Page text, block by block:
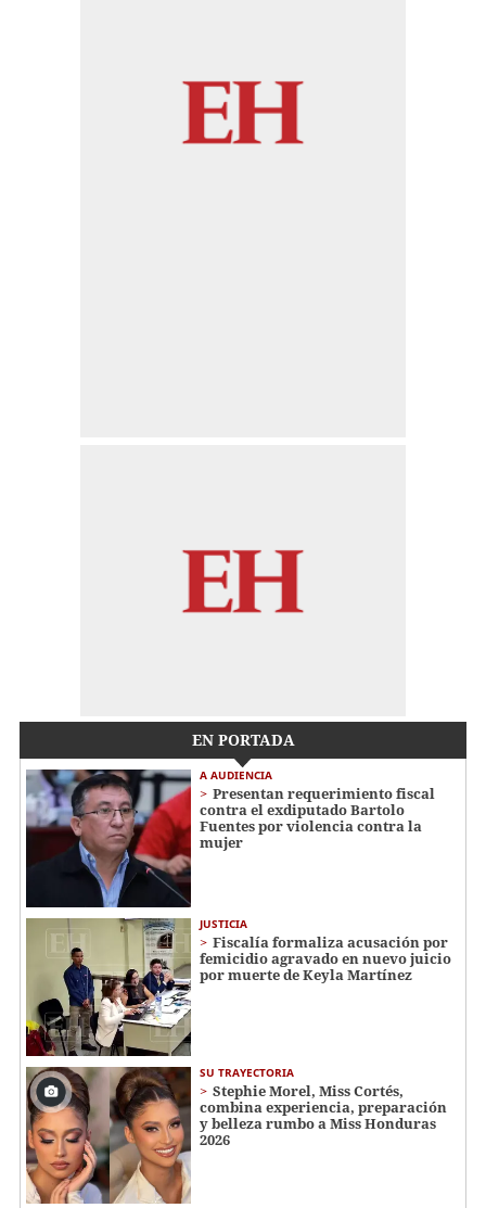
EN PORTADA
A AUDIENCIA
Presentan requerimiento fiscal
contra el exdiputado Bartolo
Fuentes por violencia contra la
mujer
JUSTICIA
Fiscalía formaliza acusación por
femicidio agravado en nuevo juicio
por muerte de Keyla Martínez
SU TRAYECTORIA
Stephie Morel, Miss Cortés,
combina experiencia, preparación
y belleza rumbo a Miss Honduras
2026